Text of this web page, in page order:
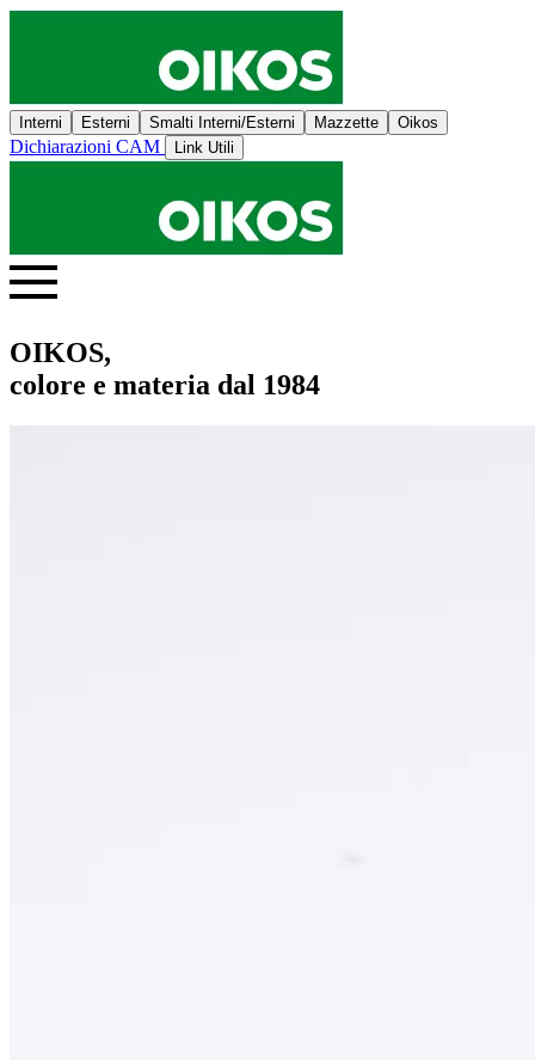
Interni Esterni Smalti Interni/Esterni Mazzette Oikos
Dichiarazioni CAM Link Utili
OIKOS,
colore e materia dal 1984